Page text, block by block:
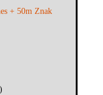
+ 50m Znak